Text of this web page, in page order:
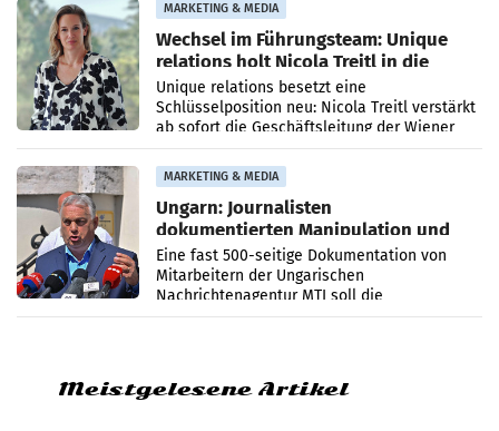
MARKETING & MEDIA
Wechsel im Führungsteam: Unique
relations holt Nicola Treitl in die
Geschäftsleitung
Unique relations besetzt eine
Schlüsselposition neu: Nicola Treitl verstärkt
ab sofort die Geschäftsleitung der Wiener
PR-Agentur an der Seite von Josef Kalina und
Anna Kalina-Mahr.
MARKETING & MEDIA
Ungarn: Journalisten
dokumentierten Manipulation und
Zensur
Eine fast 500-seitige Dokumentation von
Mitarbeitern der Ungarischen
Nachrichtenagentur MTI soll die
systematische Nachrichten-Manipulation und
Meistgelesene Artikel